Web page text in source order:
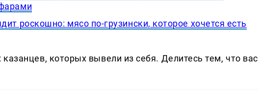
роскошно: мясо по-грузински, которое хочется есть
которых вывели из себя. Делитеcь тем, что вас